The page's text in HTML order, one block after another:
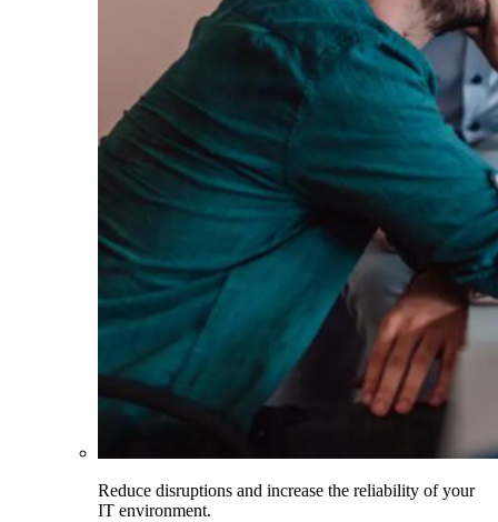
Reduce disruptions and increase the reliability of your
IT environment.